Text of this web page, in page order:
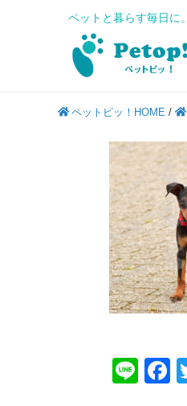
ペットと暮らす毎日に。
ペットピッ！HOME /
Li
F